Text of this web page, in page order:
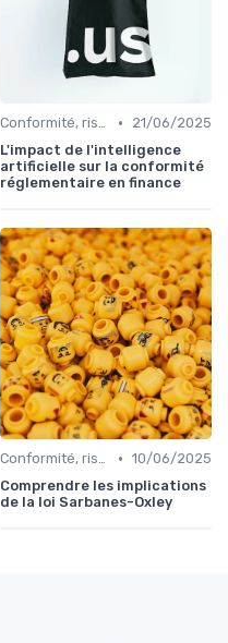
Conformité, risques & réglementation •
21/06/2025
L'impact de l'intelligence
artificielle sur la conformité
réglementaire en finance
Conformité, risques & réglementation • 10/06/2025
Comprendre les implications
de la loi Sarbanes-Oxley